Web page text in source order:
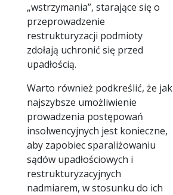
„wstrzymania”, starające się o
przeprowadzenie
restrukturyzacji podmioty
zdołają uchronić się przed
upadłością.
Warto również podkreślić, że jak
najszybsze umożliwienie
prowadzenia postępowań
insolwencyjnych jest konieczne,
aby zapobiec sparaliżowaniu
sądów upadłościowych i
restrukturyzacyjnych
nadmiarem, w stosunku do ich